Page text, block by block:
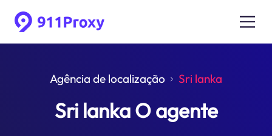
Agência de localização Sri lanka
Sri lanka O agente